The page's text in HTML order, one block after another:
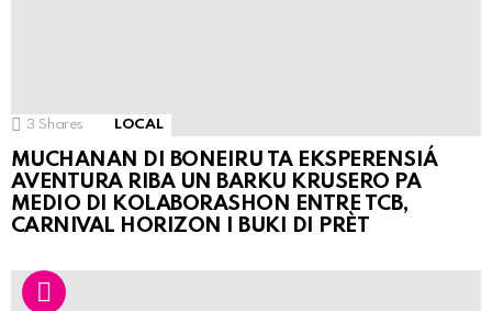
3 Shares LOCAL
MUCHANAN DI BONEIRU TA EKSPERENSIÁ
AVENTURA RIBA UN BARKU KRUSERO PA
MEDIO DI KOLABORASHON ENTRE TCB,
CARNIVAL HORIZON I BUKI DI PRÈT